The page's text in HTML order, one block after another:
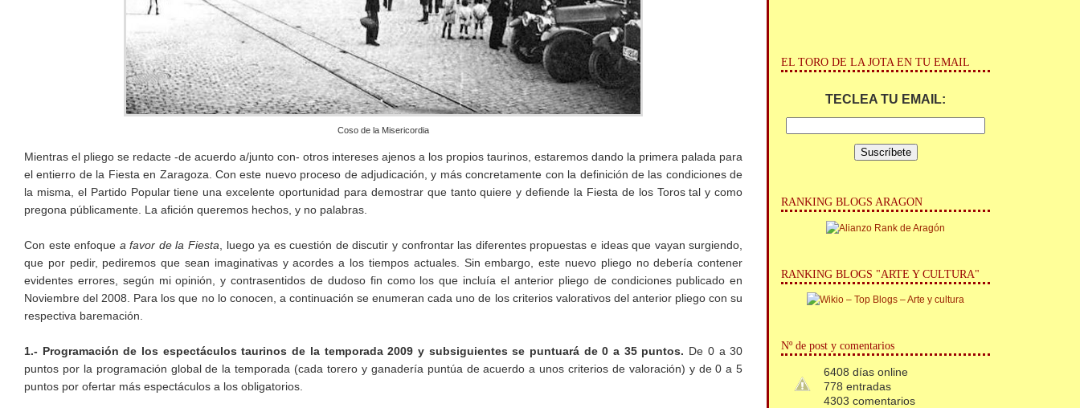
Coso de la Misericordia
Mientras el pliego se redacte -de acuerdo a/junto con- otros intereses ajenos a los propios taurinos, estaremos dando la primera palada para
el entierro de la Fiesta en Zaragoza. Con este nuevo proceso de adjudicación, y más concretamente con la definición de las condiciones de
la misma, el Partido Popular tiene una excelente oportunidad para demostrar que tanto quiere y defiende la Fiesta de los Toros tal y como
pregona públicamente. La afición queremos hechos, y no palabras.
Con este enfoque a favor de la Fiesta , luego ya es cuestión de discutir y confrontar las diferentes propuestas e ideas que vayan surgiendo,
que por pedir, pediremos que sean imaginativas y acordes a los tiempos actuales. Sin embargo, este nuevo pliego no debería contener
evidentes errores, según mi opinión, y contrasentidos de dudoso fin como los que incluía el anterior pliego de condiciones publicado en
Noviembre del 2008. Para los que no lo conocen, a continuación se enumeran cada uno de los criterios valorativos del anterior pliego con su
respectiva baremación.
1.- Programación de los espectáculos taurinos de la temporada 2009 y subsiguientes se puntuará de 0 a 35 puntos. De 0 a 30
puntos por la programación global de la temporada (cada torero y ganadería puntúa de acuerdo a unos criterios de valoración) y de 0 a 5
puntos por ofertar más espectáculos a los obligatorios.
EL TORO DE LA JOTA EN TU EMAIL
TECLEA TU EMAIL:
RANKING BLOGS ARAGON
RANKING BLOGS "ARTE Y CULTURA"
Nº de post y comentarios
6408 días online
778 entradas
4303 comentarios